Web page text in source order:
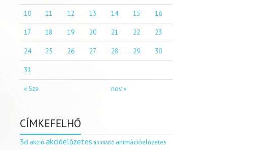
« Sze nov »
10 11 12 13 14 15 16
17 18 19 20 21 22 23
24 25 26 27 28 29 30
31
CÍMKEFELHŐ
3d akció akcióelőzetes animáció animációelőzetes